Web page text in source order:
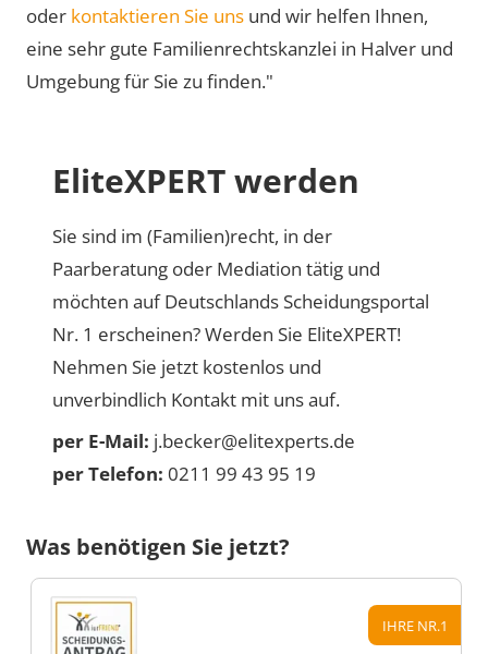
oder kontaktieren Sie uns und wir helfen Ihnen,
eine sehr gute Familienrechtskanzlei in Halver und
Umgebung für Sie zu finden."
EliteXPERT werden
Sie sind im (Familien)recht, in der
Paarberatung oder Mediation tätig und
möchten auf Deutschlands Scheidungsportal
Nr. 1 erscheinen? Werden Sie EliteXPERT!
Nehmen Sie jetzt kostenlos und
unverbindlich Kontakt mit uns auf.
per E-Mail: j.becker@elitexperts.de
per Telefon: 0211 99 43 95 19
Was benötigen Sie jetzt?
IHRE NR.1